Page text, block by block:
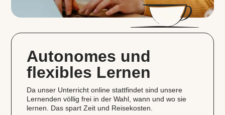
Autonomes und
flexibles Lernen
Da unser Unterricht online stattfindet sind unsere
Lernenden völlig frei in der Wahl, wann und wo sie
lernen. Das spart Zeit und Reisekosten.